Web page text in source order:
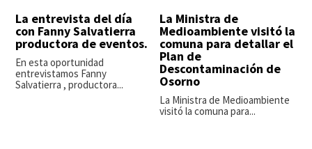
La entrevista del día
con Fanny Salvatierra
productora de eventos.
En esta oportunidad
entrevistamos Fanny
Salvatierra , productora...
La Ministra de
Medioambiente visitó la
comuna para detallar el
Plan de
Descontaminación de
Osorno
La Ministra de Medioambiente
visitó la comuna para...